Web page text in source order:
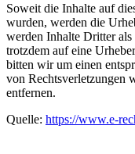
Soweit die Inhalte auf
wurden, werden die
werden Inhalte Dritter
trotzdem auf eine
bitten wir um einen
von Rechtsverletzungen
entfernen.
Quelle: https://www.e-